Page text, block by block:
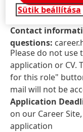
JOB ID:26093603
Job Locations:
Contact
questions:
Please do not
application or CV.
for this role"
mail will not be
Application
on our Career
application
Sütik beállítása